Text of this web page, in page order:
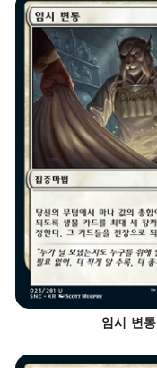
임시 변통